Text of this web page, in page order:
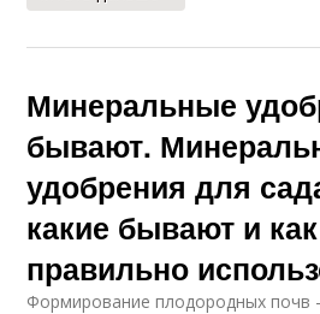
Минеральные
бывают.
удобрения для
какие бывают и
правильно
Формирование плодородных почв